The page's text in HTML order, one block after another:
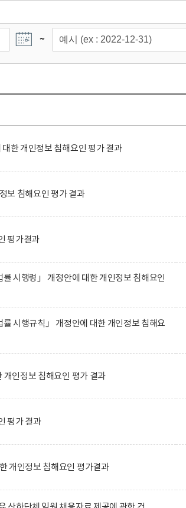
~
한 개인정보 침해요인 평가 결과
보 침해요인 평가 결과
평가결과
률 시행령」 개정안에 대한 개인정보 침해요인
률 시행규칙」 개정안에 대한 개인정보 침해요
개인정보 침해요인 평가 결과
평가 결과
개인정보 침해요인 평가결과